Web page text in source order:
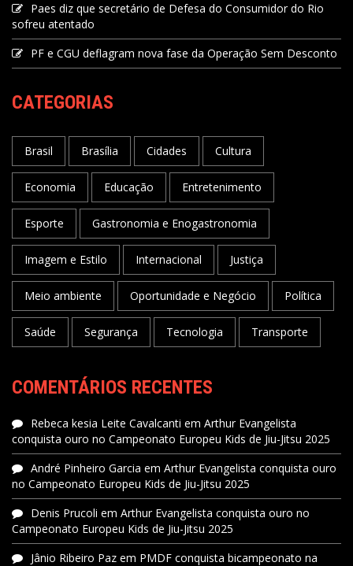
Paes diz que secretário de Defesa do Consumidor do Rio
sofreu atentado
PF e CGU deflagram nova fase da Operação Sem Desconto
CATEGORIAS
Brasil Brasília Cidades Cultura
Economia Educação Entretenimento
Esporte Gastronomia e Enogastronomia
Imagem e Estilo Internacional Justiça
Meio ambiente Oportunidade e Negócio Política
Saúde Segurança Tecnologia Transporte
COMENTÁRIOS RECENTES
Rebeca kesia Leite Cavalcanti em Arthur Evangelista
conquista ouro no Campeonato Europeu Kids de Jiu-Jitsu 2025
André Pinheiro Garcia em Arthur Evangelista conquista ouro
no Campeonato Europeu Kids de Jiu-Jitsu 2025
Denis Prucoli em Arthur Evangelista conquista ouro no
Campeonato Europeu Kids de Jiu-Jitsu 2025
Jânio Ribeiro Paz em PMDF conquista bicampeonato na